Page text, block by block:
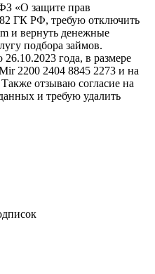
«О защите прав
ГК РФ, требую отключить
и вернуть денежные
подбора займов.
года, в размере
2200 2404 8845 2273 и на
отзываю согласие на
и требую удалить